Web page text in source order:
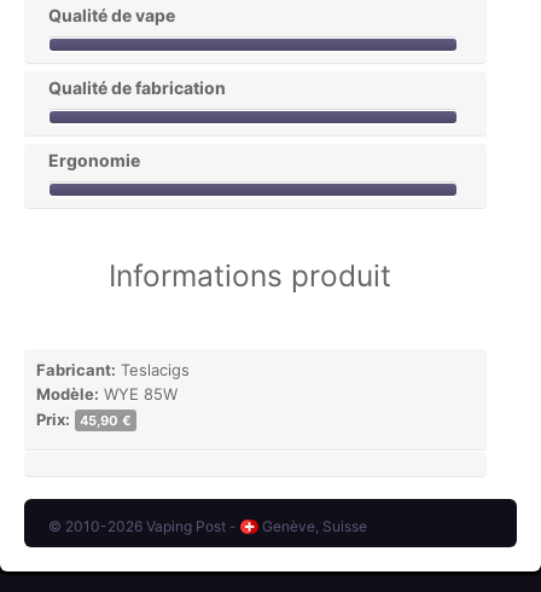
Qualité de vape
Qualité de fabrication
Ergonomie
Informations produit
Fabricant: Teslacigs
Modèle: WYE 85W
Prix:
45,90 €
© 2010-2026 Vaping Post - Genève, Suisse